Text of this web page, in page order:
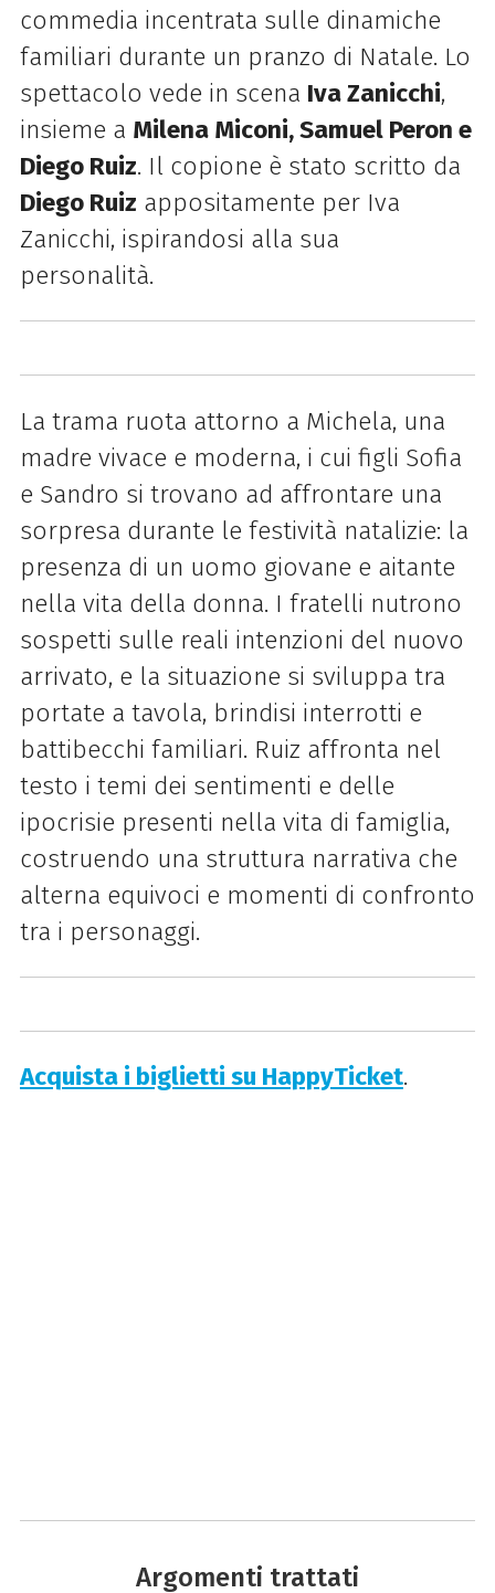
commedia incentrata sulle dinamiche
familiari durante un pranzo di Natale. Lo
spettacolo vede in scena Iva Zanicchi,
insieme a Milena Miconi, Samuel Peron e
Diego Ruiz. Il copione è stato scritto da
Diego Ruiz appositamente per Iva
Zanicchi, ispirandosi alla sua
personalità.
La trama ruota attorno a Michela, una
madre vivace e moderna, i cui figli Sofia
e Sandro si trovano ad affrontare una
sorpresa durante le festività natalizie: la
presenza di un uomo giovane e aitante
nella vita della donna. I fratelli nutrono
sospetti sulle reali intenzioni del nuovo
arrivato, e la situazione si sviluppa tra
portate a tavola, brindisi interrotti e
battibecchi familiari. Ruiz affronta nel
testo i temi dei sentimenti e delle
ipocrisie presenti nella vita di famiglia,
costruendo una struttura narrativa che
alterna equivoci e momenti di confronto
tra i personaggi.
Acquista i biglietti su HappyTicket.
Argomenti trattati